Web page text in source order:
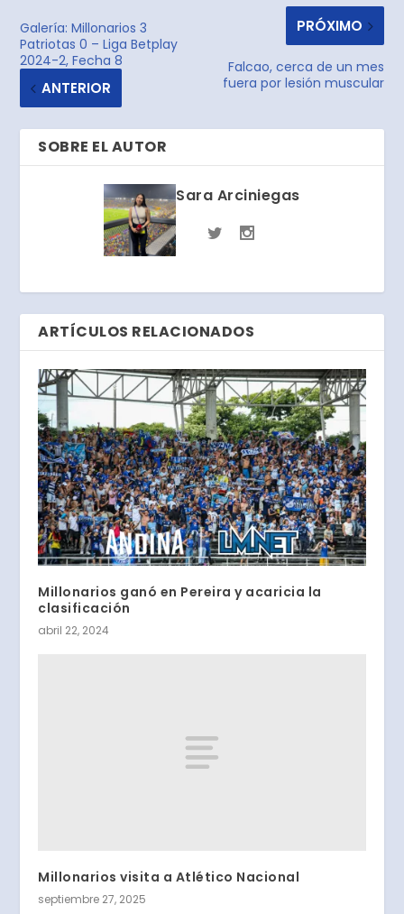
Galería: Millonarios 3
Patriotas 0 – Liga Betplay
2024-2, Fecha 8
ANTERIOR
PRÓXIMO
Falcao, cerca de un mes
fuera por lesión muscular
SOBRE EL AUTOR
Sara Arciniegas
ARTÍCULOS RELACIONADOS
Millonarios ganó en Pereira y acaricia la
clasificación
abril 22, 2024
Millonarios visita a Atlético Nacional
septiembre 27, 2025